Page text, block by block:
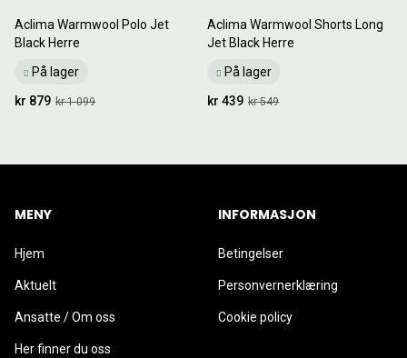
Aclima Warmwool Polo Jet
Black Herre
På lager
kr 1 099
kr 879
Aclima Warmwool Shorts Long
Jet Black Herre
På lager
kr 549
kr 439
MENY
Hjem
Aktuelt
Ansatte / Om oss
Her finner du oss
INFORMASJON
Betingelser
Personvernerklæring
Cookie policy